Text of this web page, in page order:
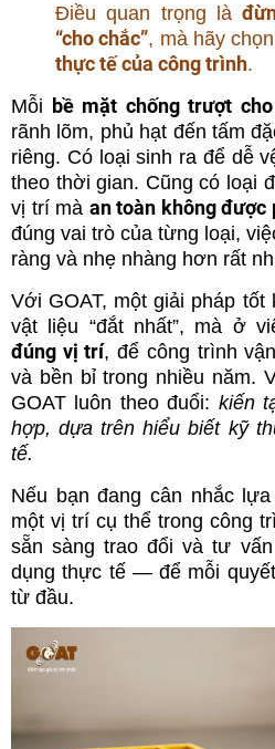
Điều quan trọng là
“cho chắc”, mà hãy
thực tế của công trình.
Mỗi bề mặt chống trượt cho
rãnh lõm, phủ hạt đến tấm
riêng. Có loại sinh ra để dễ
theo thời gian. Cũng có loại
vị trí mà an toàn không được
đúng vai trò của từng loại,
ràng và nhẹ nhàng hơn rất
Với GOAT, một giải pháp tốt
vật liệu “đắt nhất”, mà ở
đúng vị trí, để công trình
và bền bỉ trong nhiều năm.
GOAT luôn theo đuổi: kiến
hợp, dựa trên hiểu biết kỹ
tế.
Nếu bạn đang cân nhắc
một vị trí cụ thể trong công
sẵn sàng trao đổi và tư
dụng thực tế — để mỗi
từ đầu.